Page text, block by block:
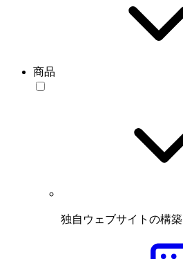
商品
独自ウェブサイトの構築